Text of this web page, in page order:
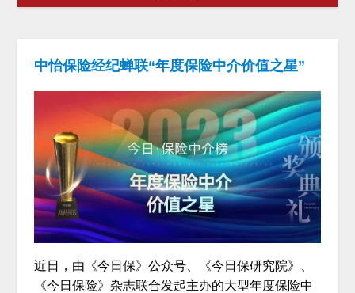
中怡保险经纪蝉联“年度保险中介价值之星”
近日，由《今日保》公众号、《今日保研究院》、
《今日保险》杂志联合发起主办的大型年度保险中